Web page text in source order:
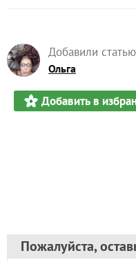
Добавили
Ольга
Добавить в
Пожалуйста,